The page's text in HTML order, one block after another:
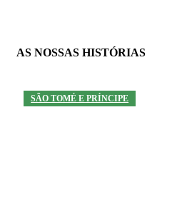
AS NOSSAS HISTÓRIAS
SÃO TOMÉ E PRÍNCIPE